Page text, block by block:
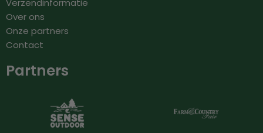
Verzendinformatie
Over ons
Onze partners
Contact
Partners